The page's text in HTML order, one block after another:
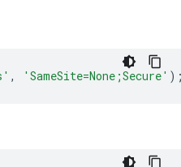
, 'SameSite=None;Secure'